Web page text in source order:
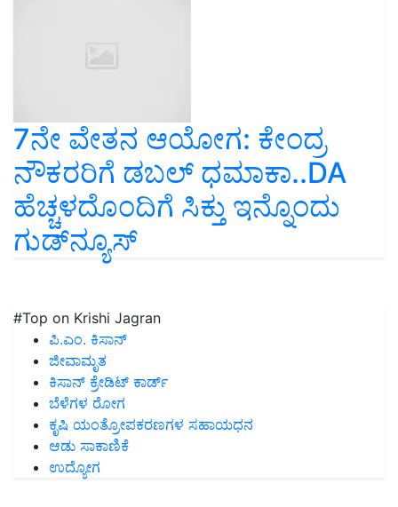
7ನೇ ವೇತನ ಆಯೋಗ: ಕೇಂದ್ರ
ನೌಕರರಿಗೆ ಡಬಲ್‌ ಧಮಾಕಾ..DA
ಹೆಚ್ಚಳದೊಂದಿಗೆ ಸಿಕ್ತು ಇನ್ನೊಂದು
ಗುಡ್‌ನ್ಯೂಸ್‌
#Top on Krishi Jagran
ಪಿ.ಎಂ. ಕಿಸಾನ್
ಜೀವಾಮೃತ
ಕಿಸಾನ್ ಕ್ರೇಡಿಟ್ ಕಾರ್ಡ್
ಬೆಳೆಗಳ ರೋಗ
ಕೃಷಿ ಯಂತ್ರೋಪಕರಣಗಳ ಸಹಾಯಧನ
ಆಡು ಸಾಕಾಣಿಕೆ
ಉದ್ಯೋಗ